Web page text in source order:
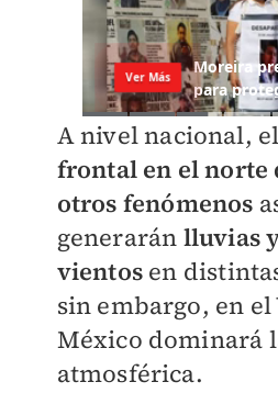
A nivel nacional, el
frontal en el norte
otros fenómenos
generarán lluvias
vientos en
sin embargo, en el
México dominará
atmosférica.